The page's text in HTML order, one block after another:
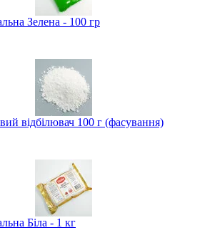
Зелена - 100 гр
відбілювач 100 г (фасування)
Біла - 1 кг